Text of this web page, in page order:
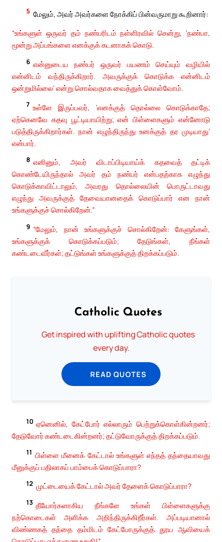
5 மேலும், அவர் அவர்களை நோக்கிப் பின்வருமாறு கூறினார்:
“உங்களுள் ஒருவர் தம் நண்பரிடம் நள்ளிரவில் சென்று, ‘நண்பா,
மூன்று அப்பங்களை எனக்குக் கடனாகக் கொடு.
6 என்னுடைய நண்பர் ஒருவர் பயணம் செய்யும் வழியில்
என்னிடம் வந்திருக்கிறார். அவருக்குக் கொடுக்க என்னிடம்
ஒன்றுமில்லை’ என்று சொல்வதாக வைத்துக் கொள்வோம்.
7 உள்ளே இருப்பவர், ‘எனக்குத் தொல்லை கொடுக்காதே;
ஏற்கெனவே கதவு பூட்டியாயிற்று; என் பிள்ளைகளும் என்னோடு
படுத்திருக்கிறார்கள். நான் எழுந்திருந்து உனக்குத் தர முடியாது’
என்பார்.
8 எனினும், அவர் விடாப்பிடியாய்க் கதவைத் தட்டிக்
கொண்டேயிருந்தால் அவர் தம் நண்பர் என்பதற்காக எழுந்து
கொடுக்காவிட்டாலும், அவரது தொல்லையின் பொருட்டாவது
எழுந்து அவருக்குத் தேவையானதைக் கொடுப்பார் என நான்
உங்களுக்குச் சொல்கிறேன்.”
9 “மேலும், நான் உங்களுக்குச் சொல்கிறேன்: கேளுங்கள்,
உங்களுக்குக் கொடுக்கப்படும்; தேடுங்கள், நீங்கள்
கண்டடைவீர்கள்; தட்டுங்கள் உங்களுக்குத் திறக்கப்படும்.
Catholic Quotes
Get inspired with uplifting Catholic quotes
every day.
READ QUOTES
10 ஏனெனில், கேட்போர் எல்லாரும் பெற்றுக்கொள்கின்றனர்;
தேடுவோர் கண்டடைகின்றனர்; தட்டுவோருக்குத் திறக்கப்படும்.
11 பிள்ளை மீனைக் கேட்டால் உங்களுள் எந்தத் தந்தையாவது
மீனுக்குப் பதிலாகப் பாம்பைக் கொடுப்பாரா?
12 முட்டையைக் கேட்டால் அவர் தேளைக் கொடுப்பாரா?
13 தீயோர்களாகிய நீங்களே உங்கள் பிள்ளைகளுக்கு
நற்கொடைகள் அளிக்க அறிந்திருக்கிறீர்கள். அப்படியானால்
விண்ணகத் தந்தை தம்மிடம் கேட்போருக்குத் தூய ஆவியைக்